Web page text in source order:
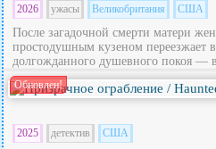
2026 ужасы Великобритания США
После загадочной смерти матери
простодушным кузеном переезжает
долгожданного душевного покоя —
Обновлен!
2025 детектив США